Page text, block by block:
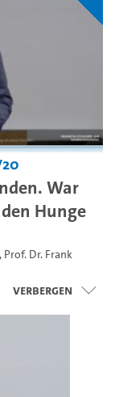
War
Hunge
, Prof. Dr. Frank
Verbergen